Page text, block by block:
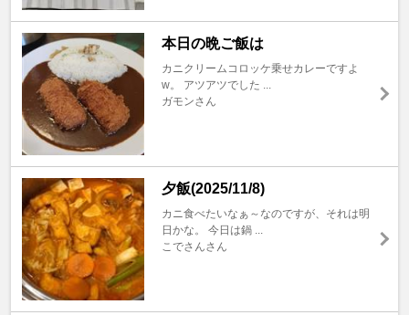
本日の晩ご飯は
カニクリームコロッケ乗せカレーですよ
w。 アツアツでした ...
ガモンさん
夕飯(2025/11/8)
カニ食べたいなぁ～なのですが、それは明
日かな。 今日は鍋 ...
こでさんさん